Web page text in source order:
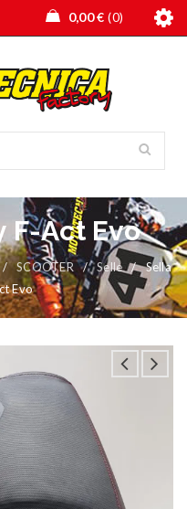
0,00€ 0
F-Act Evo
/ SCOOTER / Selle /
Sella
Evo